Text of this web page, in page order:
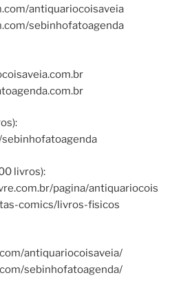
antiquariocoisaveia
sebinhofatoagenda
livros):
pagina/antiquariocois
comics/livros-fisicos
antiquariocoisaveia/
sebinhofatoagenda/